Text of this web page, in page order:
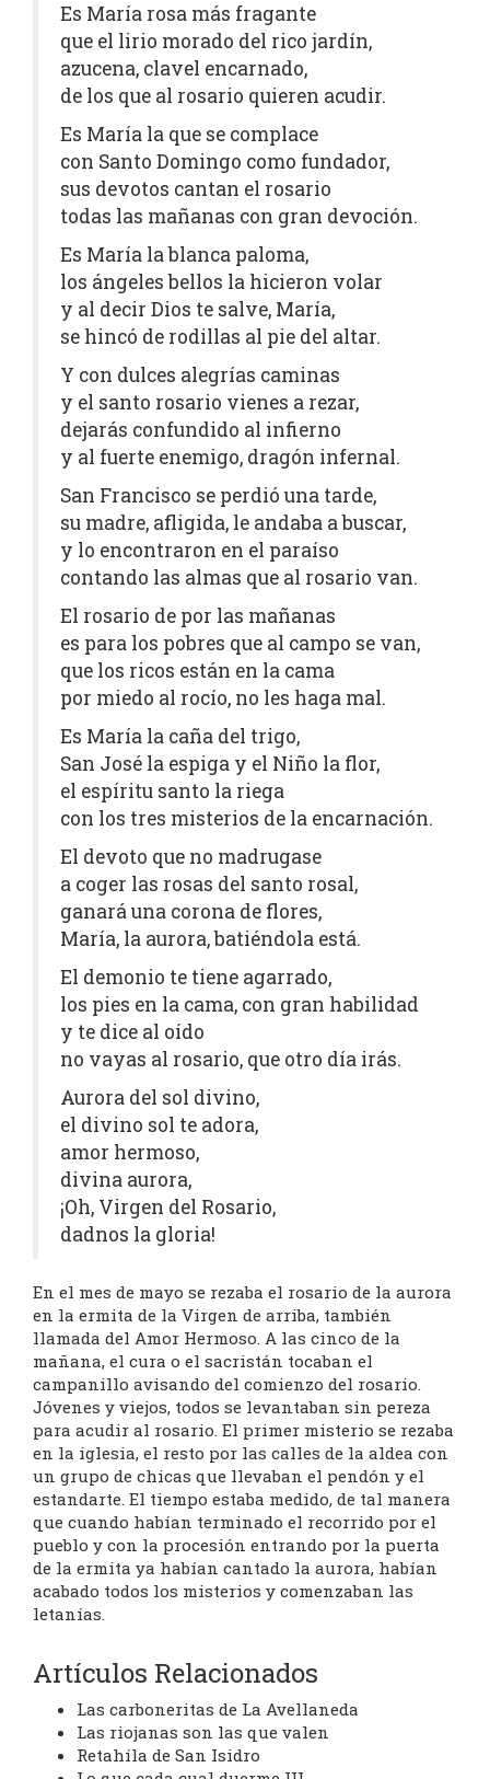
Es María rosa más fragante
que el lirio morado del rico jardín,
azucena, clavel encarnado,
de los que al rosario quieren acudir.
Es María la que se complace
con Santo Domingo como fundador,
sus devotos cantan el rosario
todas las mañanas con gran devoción.
Es María la blanca paloma,
los ángeles bellos la hicieron volar
y al decir Dios te salve, María,
se hincó de rodillas al pie del altar.
Y con dulces alegrías caminas
y el santo rosario vienes a rezar,
dejarás confundido al infierno
y al fuerte enemigo, dragón infernal.
San Francisco se perdió una tarde,
su madre, afligida, le andaba a buscar,
y lo encontraron en el paraíso
contando las almas que al rosario van.
El rosario de por las mañanas
es para los pobres que al campo se van,
que los ricos están en la cama
por miedo al rocío, no les haga mal.
Es María la caña del trigo,
San José la espiga y el Niño la flor,
el espíritu santo la riega
con los tres misterios de la encarnación.
El devoto que no madrugase
a coger las rosas del santo rosal,
ganará una corona de flores,
María, la aurora, batiéndola está.
El demonio te tiene agarrado,
los pies en la cama, con gran habilidad
y te dice al oído
no vayas al rosario, que otro día irás.
Aurora del sol divino,
el divino sol te adora,
amor hermoso,
divina aurora,
¡Oh, Virgen del Rosario,
dadnos la gloria!
En el mes de mayo se rezaba el rosario de la aurora
en la ermita de la Virgen de arriba, también
llamada del Amor Hermoso. A las cinco de la
mañana, el cura o el sacristán tocaban el
campanillo avisando del comienzo del rosario.
Jóvenes y viejos, todos se levantaban sin pereza
para acudir al rosario. El primer misterio se rezaba
en la iglesia, el resto por las calles de la aldea con
un grupo de chicas que llevaban el pendón y el
estandarte. El tiempo estaba medido, de tal manera
que cuando habían terminado el recorrido por el
pueblo y con la procesión entrando por la puerta
de la ermita ya habían cantado la aurora, habían
acabado todos los misterios y comenzaban las
letanías.
Artículos Relacionados
Las carboneritas de La Avellaneda
Las riojanas son las que valen
Retahíla de San Isidro